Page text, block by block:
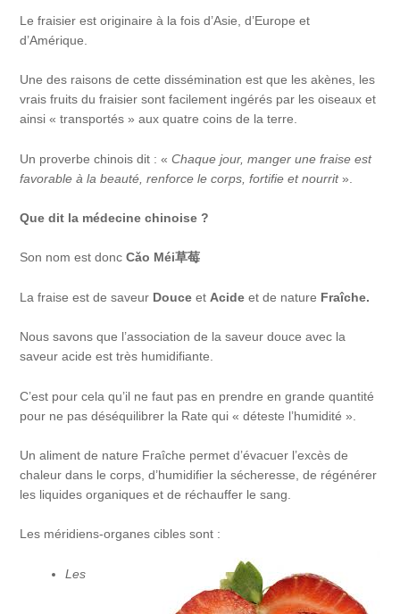
Le fraisier est originaire à la fois d’Asie, d’Europe et
d’Amérique.
Une des raisons de cette dissémination est que les akènes, les
vrais fruits du fraisier sont facilement ingérés par les oiseaux et
ainsi « transportés » aux quatre coins de la terre.
Un proverbe chinois dit : «Chaque jour, manger une fraise est
favorable à la beauté, renforce le corps, fortifie et nourrit».
Que dit la médecine chinoise ?
Son nom est doncCǎo Méi草莓
La fraise est de saveur Douce et Acide et de nature Fraîche.
Nous savons que l’association de la saveur douce avec la
saveur acide est très humidifiante.
C’est pour cela qu’il ne faut pas en prendre en grande quantité
pour ne pas déséquilibrer la Rate qui « déteste l’humidité ».
Un aliment de nature Fraîche permet d’évacuer l’excès de
chaleur dans le corps, d’humidifier la sécheresse, de régénérer
les liquides organiques et de réchauffer le sang.
Les méridiens-organes cibles sont :
Les